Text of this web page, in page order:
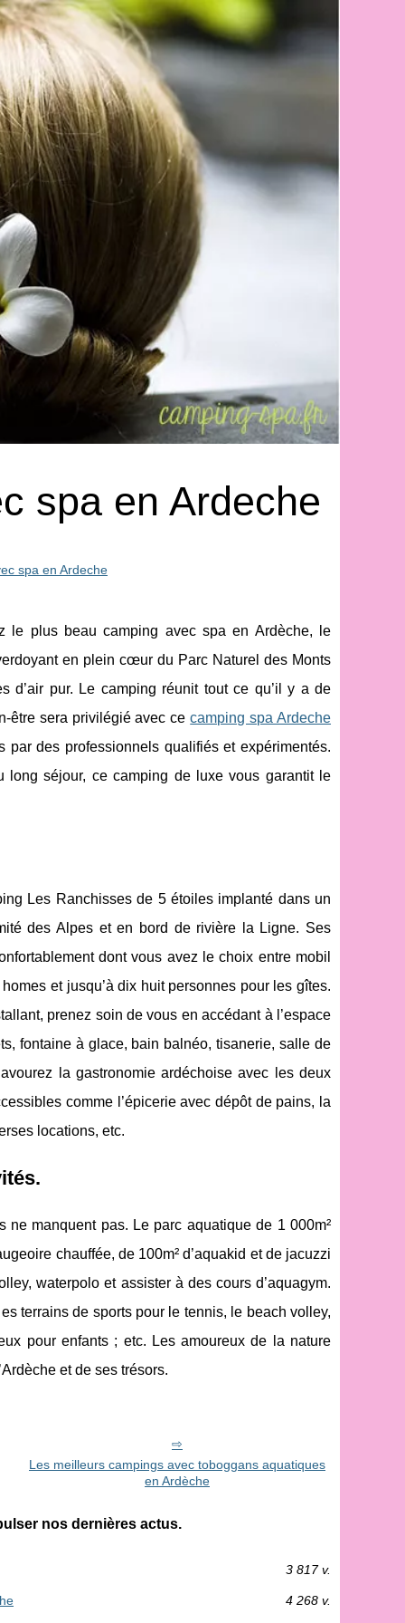
spa en Ardeche
spa en Ardeche
le plus beau camping avec spa en Ardèche, le
en plein cœur du Parc Naturel des Monts
d’air pur. Le camping réunit tout ce qu’il y a de
être sera privilégié avec cecamping spa Ardeche
des professionnels qualifiés et expérimentés.
séjour, ce camping de luxe vous garantit le
Les Ranchisses de 5 étoiles implanté dans un
des Alpes et en bord de rivière la Ligne. Ses
dont vous avez le choix entre mobil
et jusqu’à dix huit personnes pour les gîtes.
prenez soin de vous en accédant à l’espace
fontaine à glace, bain balnéo, tisanerie, salle de
la gastronomie ardéchoise avec les deux
comme l’épicerie avec dépôt de pains, la
locations, etc.
ne manquent pas. Le parc aquatique de 1 000m²
chauffée, de 100m² d’aquakid et de jacuzzi
waterpolo et assister à des cours d’aquagym.
terrains de sports pour le tennis, le beach volley,
pour enfants ; etc. Les amoureux de la nature
et de ses trésors.
Les meilleurs campings avec toboggans aquatiques
en Ardèche
nos dernières actus.
3 817 v.
4 268 v.